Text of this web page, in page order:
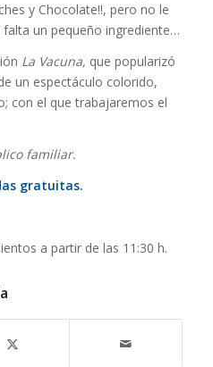
y Chocolate!!, pero no le
un pequeño ingrediente…
La Vacuna, que popularizó
un espectáculo colorido,
con el que trabajaremos el
familiar.
gratuitas.
a partir de las 11:30 h.